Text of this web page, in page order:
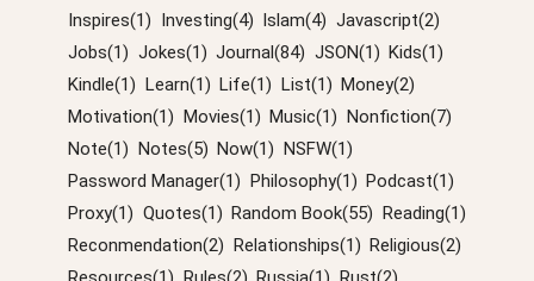
Inspires(1) Investing(4) Islam(4) Javascript(2)
Jobs(1) Jokes(1) Journal(84) JSON(1) Kids(1)
Kindle(1) Learn(1) Life(1) List(1) Money(2)
Motivation(1) Movies(1) Music(1) Nonfiction(7)
Note(1) Notes(5) Now(1) NSFW(1)
Password Manager(1) Philosophy(1) Podcast(1)
Proxy(1) Quotes(1) Random Book(55) Reading(1)
Reconmendation(2) Relationships(1) Religious(2)